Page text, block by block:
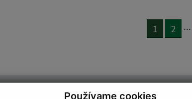
Používame cookies
1 2 ...